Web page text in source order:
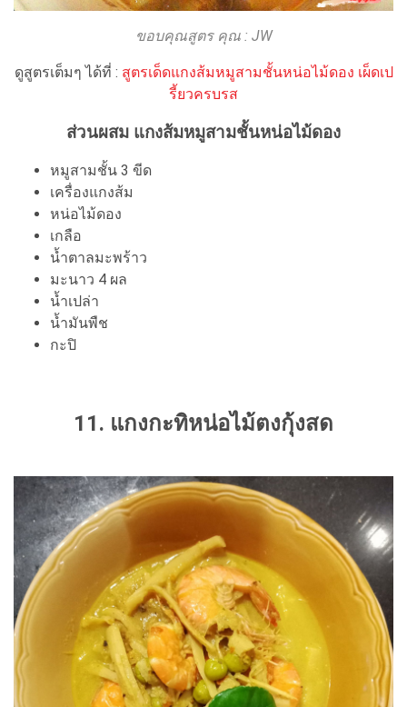
ขอบคุณสูตร คุณ : JW
ดูสูตรเต็มๆ ได้ที่ : สูตรเด็ดแกงส้มหมูสามชั้นหน่อไม้ดอง เผ็ดเป
รี้ยวครบรส
ส่วนผสม แกงส้มหมูสามชั้นหน่อไม้ดอง
หมูสามชั้น 3 ขีด
เครื่องแกงส้ม
หน่อไม้ดอง
เกลือ
น้ำตาลมะพร้าว
มะนาว 4 ผล
น้ำเปล่า
น้ำมันพืช
กะปิ
11. แกงกะทิหน่อไม้ตงกุ้งสด